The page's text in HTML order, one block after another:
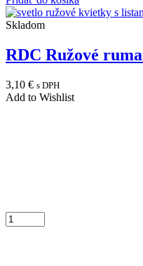
Skladom
RDC Ružové
3,10 € s DPH
Add to Wishlist